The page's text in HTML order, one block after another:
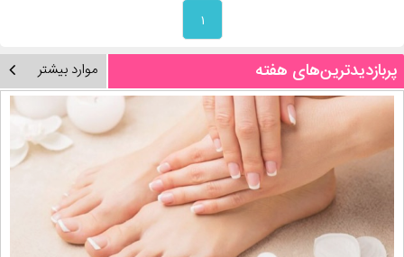
۱
پربازدیدترین‌های هفته موارد بیشتر